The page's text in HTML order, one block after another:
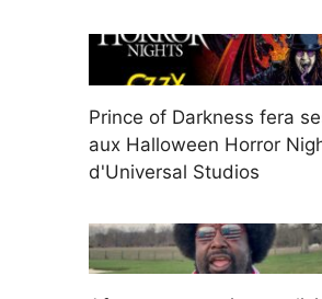
Prince of Darkness fera
aux Halloween Horror
d'Universal Studios